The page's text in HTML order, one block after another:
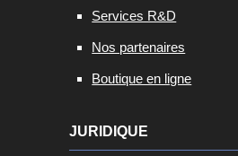
Services R&D
Nos partenaires
Boutique en ligne
JURIDIQUE